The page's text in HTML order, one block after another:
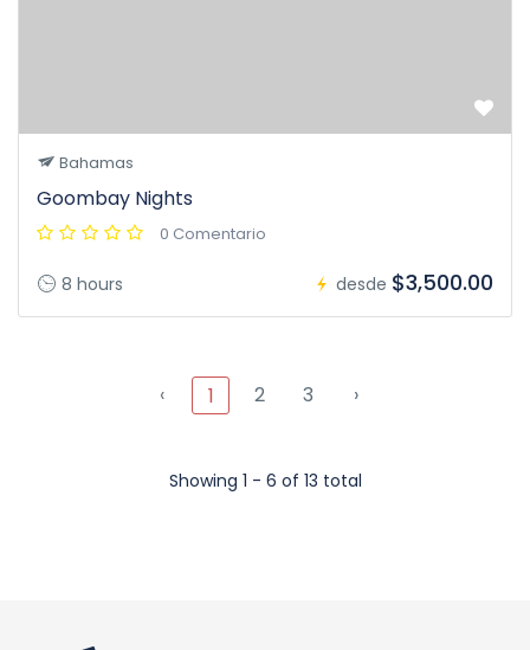
Bahamas
Goombay Nights
0 Comentario
8 hours desde $3,500.00
‹ 1 2 3 ›
Showing 1 - 6 of 13 total